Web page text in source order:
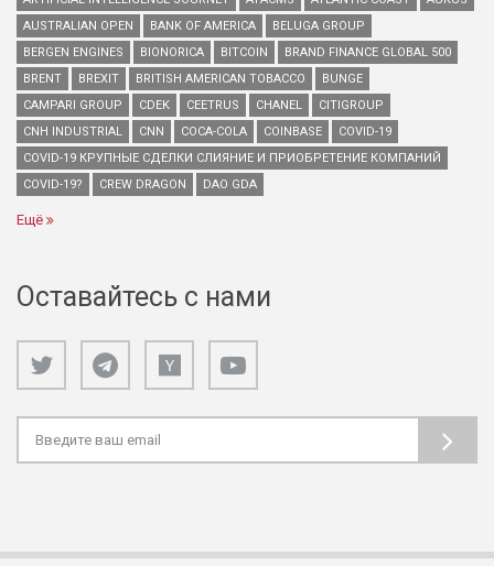
AUSTRALIAN OPEN
BANK OF AMERICA
BELUGA GROUP
BERGEN ENGINES
BIONORICA BITCOIN
BRAND FINANCE GLOBAL 500
BRENT
BREXIT BRITISH AMERICAN TOBACCO
BUNGE
CAMPARI GROUP
CDEK CEETRUS CHANEL
CITIGROUP
CNH INDUSTRIAL
CNN COCA-COLA COINBASE
COVID-19
COVID-19 КРУПНЫЕ СДЕЛКИ СЛИЯНИЕ И ПРИОБРЕТЕНИЕ КОМПАНИЙ
COVID-19?
CREW DRAGON DAO GDA
Ещё
Оставайтесь с нами